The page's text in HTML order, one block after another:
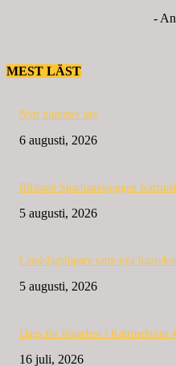
-
MEST LÄST
Nytt nummer ute
6 augusti, 2026
Bildspel Sparbanksjoggen
5 augusti, 2026
Landslagslöpare satte nya
5 augusti, 2026
Dags för löparfest i Katrineholm
16 juli, 2026